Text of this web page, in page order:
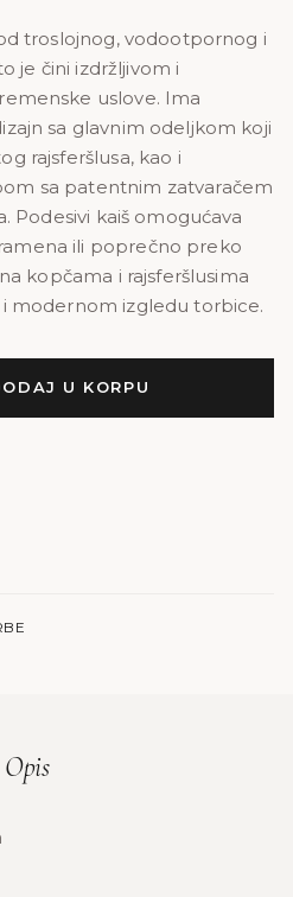
is:
48,00 KM.
troslojnog, vodootpornog i
je čini izdržljivom i
uslove. Ima
sa glavnim odeljkom koji
rajsferšlusa, kao i
sa patentnim zatvaračem
Podesivi kaiš omogućava
ili poprečno preko
kopčama i rajsferšlusima
modernom izgledu torbice.
U KORPU
Opis